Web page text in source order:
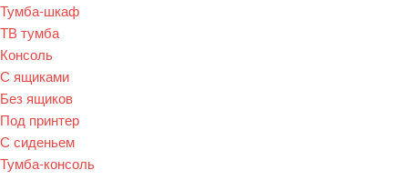
Тумба-шкаф
ТВ тумба
Консоль
С ящиками
Без ящиков
Под принтер
С сиденьем
Тумба-консоль